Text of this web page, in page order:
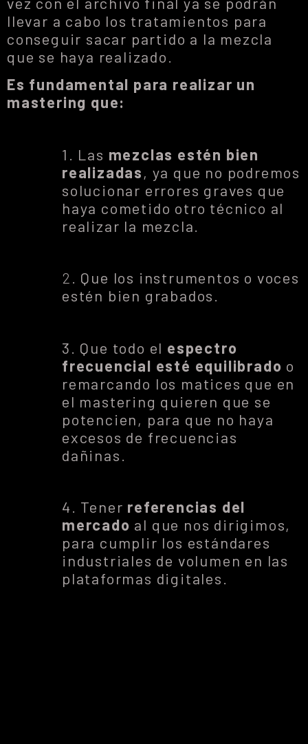
llevar a cabo los tratamientos para
conseguir sacar partido a la mezcla
que se haya realizado.
Es fundamental para realizar un
mastering que:
1. Las mezclas estén bien
realizadas, ya que no podremos
solucionar errores graves que
haya cometido otro técnico al
realizar la mezcla.
2. Que los instrumentos o voces
estén bien grabados.
3. Que todo el espectro
frecuencial esté equilibrado o
remarcando los matices que en
el mastering quieren que se
potencien, para que no haya
excesos de frecuencias
dañinas.
4. Tener referencias del
mercado al que nos dirigimos,
para cumplir los estándares
industriales de volumen en las
plataformas digitales.